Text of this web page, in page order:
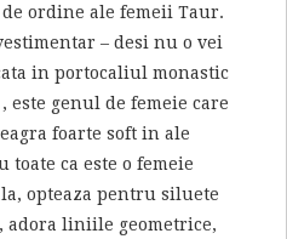
ordine ale femeii Taur.
– desi nu o vei
in portocaliul monastic
genul de femeie care
foarte soft in ale
ca este o femeie
opteaza pentru siluete
adora liniile geometrice,